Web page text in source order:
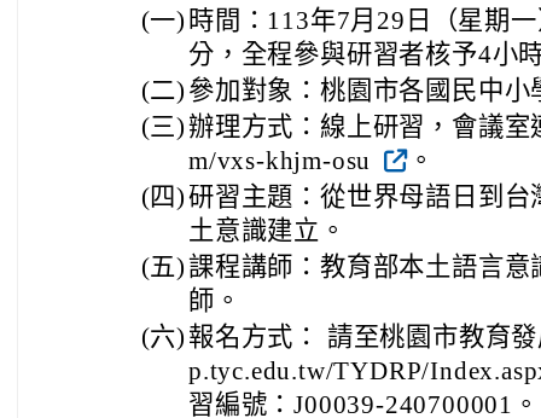
(一) 時間：113年7月29日（星期
分，全程參與研習者核予4小
(二) 參加對象：桃園市各國民中
(三)辦理方式：線上研習，會議室
m/vxs-khjm-osu
。
(四)研習主題：從世界母語日到
土意識建立。
(五)課程講師：教育部本土語言
師。
(六) 報名方式： 請至桃園市教育
p.tyc.edu.tw/TYDRP/
習編號：J00039-240700001。